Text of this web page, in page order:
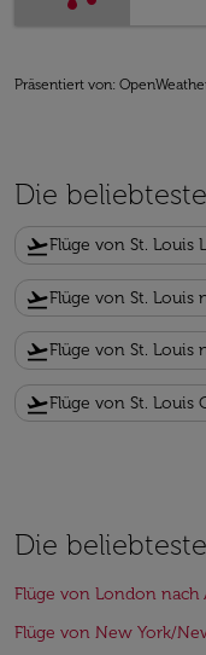
Präsentiert von:
Die
flight_takeoffFlüge von St. Louis
flight_takeoffFlüge von St. Louis
flight_takeoffFlüge von St. Louis
flight_takeoffFlüge von St. Louis
Die
Flüge von London nach
Flüge von New York/